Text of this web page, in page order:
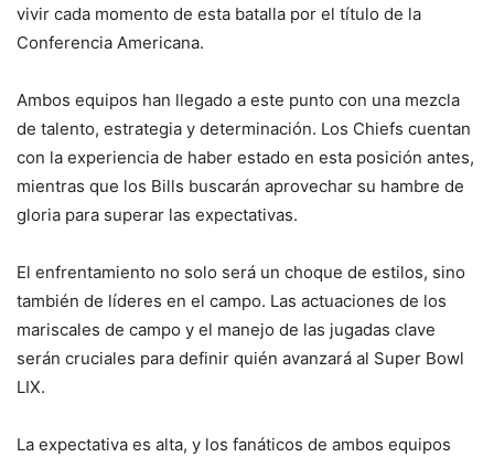
vivir cada momento de esta batalla por el título de la
Conferencia Americana.
Ambos equipos han llegado a este punto con una mezcla
de talento, estrategia y determinación. Los Chiefs cuentan
con la experiencia de haber estado en esta posición antes,
mientras que los Bills buscarán aprovechar su hambre de
gloria para superar las expectativas.
El enfrentamiento no solo será un choque de estilos, sino
también de líderes en el campo. Las actuaciones de los
mariscales de campo y el manejo de las jugadas clave
serán cruciales para definir quién avanzará al Super Bowl
LIX.
La expectativa es alta, y los fanáticos de ambos equipos